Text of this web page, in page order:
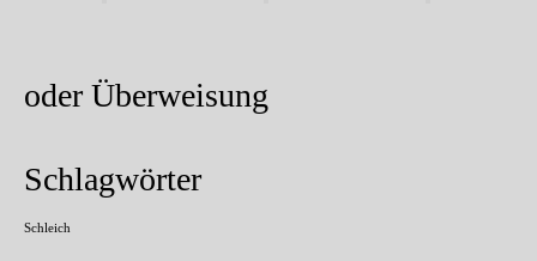
oder Überweisung
Schlagwörter
Schleich